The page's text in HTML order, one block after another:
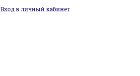
Вход в личный кабинет